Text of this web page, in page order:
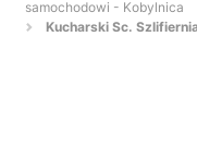
samochodowi - Kobylnica
Kucharski Sc.